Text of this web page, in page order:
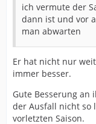
ich vermute der
dann ist und vor
man abwarten
Er hat nicht nur
immer besser.
Gute Besserung an
der Ausfall nicht so
vorletzten Saison.